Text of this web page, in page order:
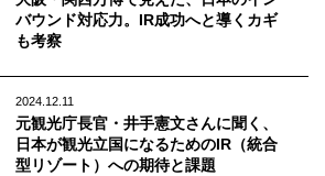
ログイン
バウンド対応力。IR成功へと導くカギ
も考察
2024.12.11
元観光庁長官・井手憲文さんに聞く、
日本が観光立国になるためのIR（統合
型リゾート）への期待と課題